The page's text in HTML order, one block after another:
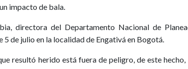
impacto de bala.
directora del Departamento Nacional de
5 de julio en la localidad de Engativá en Bogotá.
resultó herido está fuera de peligro, de este